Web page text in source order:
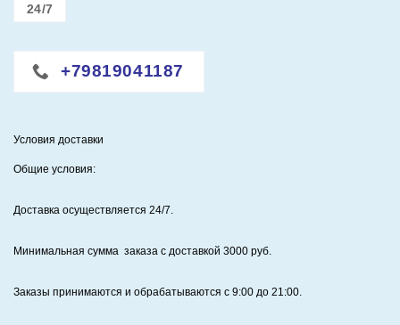
24/7
+79819041187
Условия доставки
Общие условия:
Доставка осуществляется 24/7.
Минимальная сумма заказа с доставкой 3000 руб.
Заказы принимаются и обрабатываются с 9:00 до 21:00.